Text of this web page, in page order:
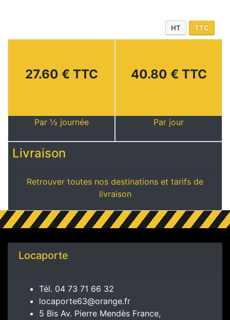
HT TTC
27.60 € TTC
Par ½ journée
40.80 € TTC
Par jour
Livraison
Retrouver toutes nos destinations et tarifs de
livraison
Locaporte
Tél. 04 73 71 66 32
locaporte63@orange.fr
5 Bis Av. Pierre Mendès France,